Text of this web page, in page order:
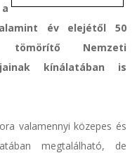
év elejétől 50
tömörítő Nemzeti
kínálatában is
valamennyi közepes és
megtalálható, de